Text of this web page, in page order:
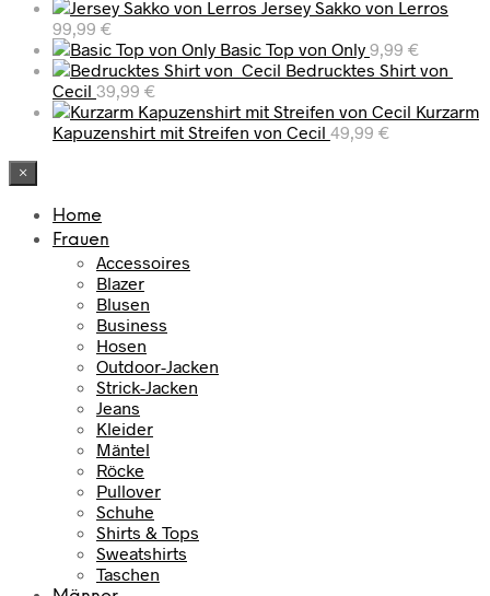
Jersey Sakko von Lerros
99,99 €
Basic Top von Only 9,99 €
Bedrucktes Shirt von
Cecil 39,99 €
Kurzarm
Kapuzenshirt mit Streifen von Cecil 49,99 €
×
Home
Frauen
Accessoires
Blazer
Blusen
Business
Hosen
Outdoor-Jacken
Strick-Jacken
Jeans
Kleider
Mäntel
Röcke
Pullover
Schuhe
Shirts & Tops
Sweatshirts
Taschen